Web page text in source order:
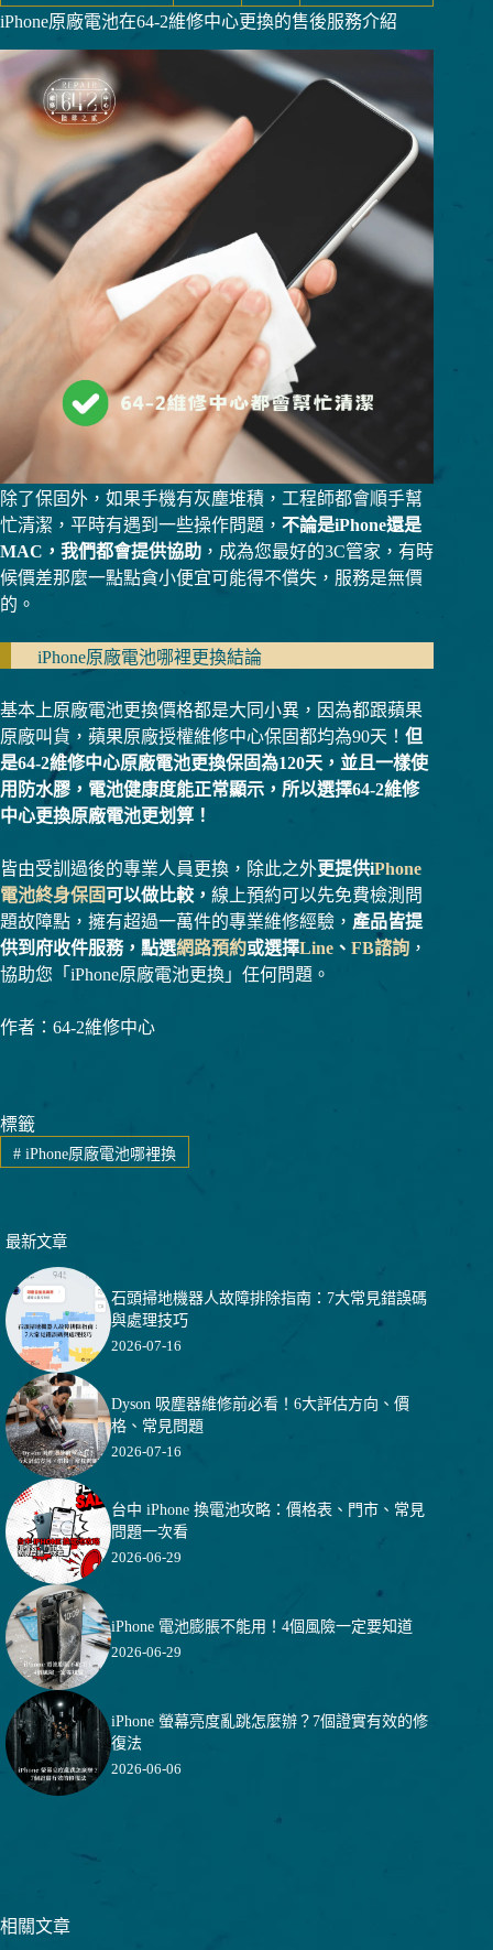
iPhone原廠電池在64-2維修中心更換的售後服務介紹
除了保固外，如果手機有灰塵堆積，工程師都會順手幫
忙清潔，平時有遇到一些操作問題， 不論是iPhone還是
MAC，我們都會提供協助 ，成為您最好的3C管家，有時
候價差那麼一點點貪小便宜可能得不償失，服務是無價
的。
iPhone原廠電池哪裡更換結論
基本上原廠電池更換價格都是大同小異，因為都跟蘋果
原廠叫貨，蘋果原廠授權維修中心保固都均為90天！ 但
是64-2維修中心原廠電池更換保固為120天，並且一樣使
用防水膠，電池健康度能正常顯示，所以選擇64-2維修
中心更換原廠電池更划算！
皆由受訓過後的專業人員更換，除此之外更提供iPhone
電池終身保固 可以做比較， 線上預約可以先免費檢測問
題故障點，擁有超過一萬件的專業維修經驗， 產品皆提
供到府收件服務，點選網路預約或選擇Line 、 FB諮詢 ，
協助您「iPhone原廠電池更換」任何問題。
作者：64-2維修中心
標籤
#iPhone原廠電池哪裡換
最新文章
石頭掃地機器人故障排除指南：7大常見錯誤碼
與處理技巧
2026-07-16
Dyson 吸塵器維修前必看！6大評估方向、價
格、常見問題
2026-07-16
台中 iPhone 換電池攻略：價格表、門市、常見
問題一次看
2026-06-29
iPhone 電池膨脹不能用！4個風險一定要知道
2026-06-29
iPhone 螢幕亮度亂跳怎麼辦？7個證實有效的修
復法
2026-06-06
相關文章